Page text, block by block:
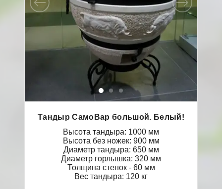
Тандыр СамоВар большой. Белый!
Высота тандыра: 1000 мм
Высота без ножек: 900 мм
Диаметр тандыра: 650 мм
Диаметр горлышка: 320 мм
Толщина стенок - 60 мм
Вес тандыра: 120 кг